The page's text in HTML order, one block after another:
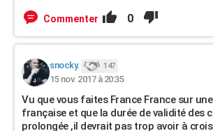
Commenter 0
snocky. 147
15 nov. 2017 à 20:35
Vu que vous faites France France sur
française et que la durée de validité des
prolongée ,il devrait pas trop avoir à